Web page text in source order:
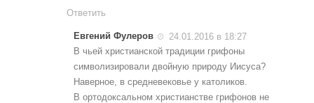
Ответить
Евгений Фулеров
24.01.2016 в 18:27
В чьей христианской традиции грифоны
символизировали двойную природу Иисуса?
Наверное, в средневековье у католиков.
В ортодоксальном христианстве грифонов не